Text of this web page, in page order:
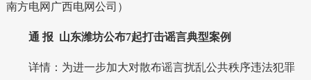
南方电网广西电网公司）
通 报 山东潍坊公布7起打击谣言典型案例
详情：为进一步加大对散布谣言扰乱公共秩序违法犯罪